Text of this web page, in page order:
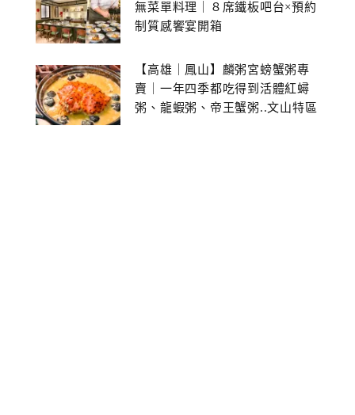
無菜單料理｜８席鐵板吧台×預約
制質感饗宴開箱
【高雄｜鳳山】麟粥宮螃蟹粥專
賣｜一年四季都吃得到活體紅蟳
粥、龍蝦粥、帝王蟹粥..文山特區